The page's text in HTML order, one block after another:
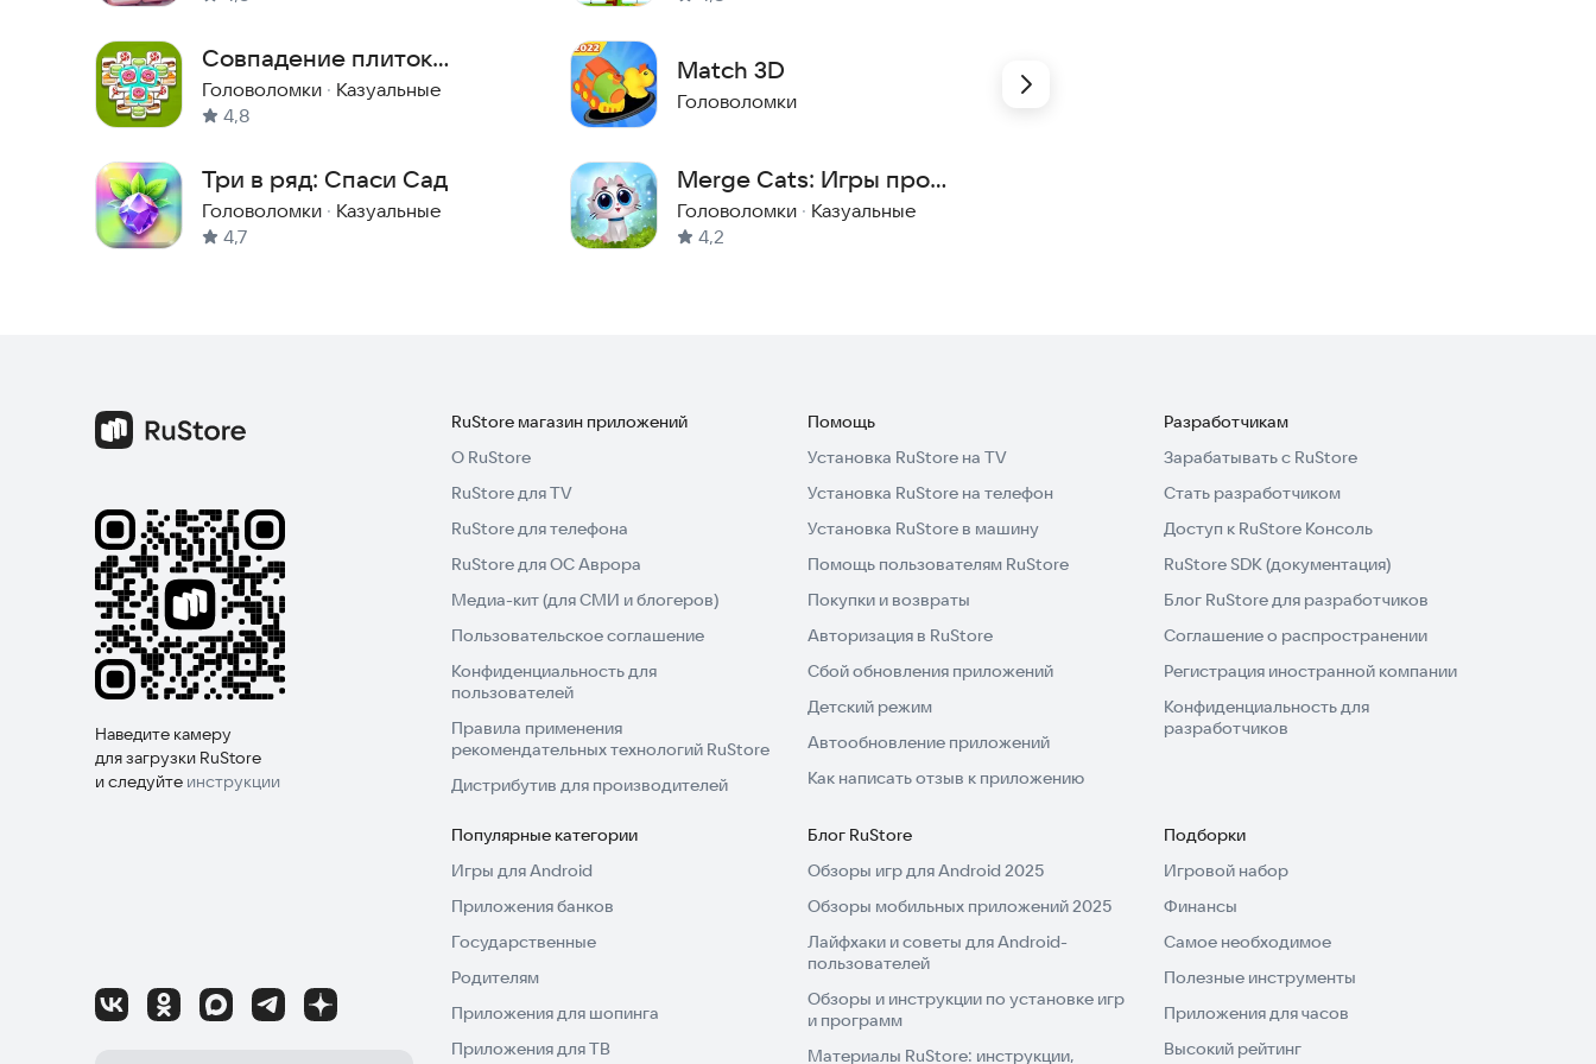
Совпадение плиток
маджонг 3 в ряд - Мир
сладостей
Головоломки · Казуальные
4,8
Три в ряд: Спаси Сад
Головоломки · Казуальные
4,7
Match 3D
Головоломки
Merge Cats: Игры про
котиков!
Головоломки · Казуальные
4,2
Наведите камеру
для загрузки RuStore
и следуйте инструкции
RuStore магазин приложений
О RuStore
RuStore для TV
RuStore для телефона
RuStore для ОС Аврора
Медиа-кит (для СМИ и блогеров)
Пользовательское соглашение
Конфиденциальность для
пользователей
Правила применения
рекомендательных технологий RuStore
Дистрибутив для производителей
Помощь
Установка RuStore на TV
Установка RuStore на телефон
Установка RuStore в машину
Помощь пользователям RuStore
Покупки и возвраты
Авторизация в RuStore
Сбой обновления приложений
Детский режим
Автообновление приложений
Как написать отзыв к приложению
Разработчикам
Зарабатывать с RuStore
Стать разработчиком
Доступ к RuStore Консоль
RuStore SDK (документация)
Блог RuStore для разработчиков
Соглашение о распространении
Регистрация иностранной компании
Конфиденциальность для
разработчиков
Популярные категории
Игры для Android
Приложения банков
Государственные
Родителям
Приложения для шопинга
Приложения для ТВ
Блог RuStore
Обзоры игр для Android 2025
Обзоры мобильных приложений 2025
Лайфхаки и советы для Android-
пользователей
Обзоры и инструкции по установке игр
и программ
Материалы RuStore: инструкции,
Подборки
Игровой набор
Финансы
Самое необходимое
Полезные инструменты
Приложения для часов
Высокий рейтинг